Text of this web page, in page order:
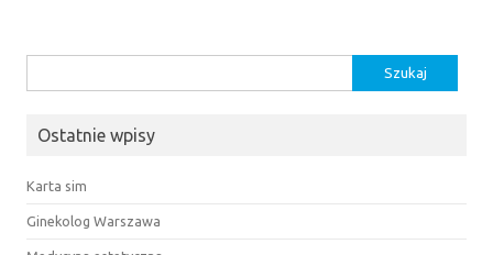
Ostatnie wpisy
Karta sim
Ginekolog Warszawa